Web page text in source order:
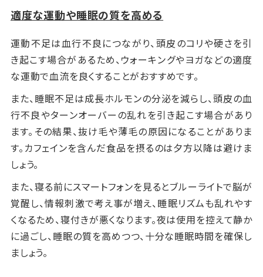
て絡まりがない状態に整えてから、頭皮マッサージを行
いましょう。
【デメリット】
頭皮を傷める可能性がある
握りやすい形状のものが多く、つい指先に力が入ってしま
い、頭皮を傷つけてしまう可能性があります。力加減に注
擦り洗いしすぎて頭皮の乾燥をまねく恐れがある
毛穴汚れを掻き出してすっきりと汚れを落とせる反面、
擦り洗いしすぎて頭皮の乾燥をまねく可能性があります。
同じ箇所を何度も洗わない、長時間使用しないなどを心
がけましょう。
電動のヘッドマッサージャーは人の手のマッサージを再
ができます。
手軽に頭皮マッサージできる
指先に力を入れる必要がないので、疲れを感じることな
くマッサージできます。
【デメリット】
コストがかかる
電動のヘッドマッサージャーは、安いもので4,000円ほ
ど、高価なものだと1万円～2万円ほどの値段で売られて
います。手軽にマッサージができる反面、ある程度のコス
トがかかります。
メンテナンスが必要
かっさを使うと、効率良く頭皮のツボを刺激することがで
【デメリット】
頭皮を傷める可能性がある
力を入れすぎたり頭皮に当てる部分が尖ったりしている
と、頭皮を傷める可能性があります。力加減や使う面に注
意してマッサージしましょう。
手軽にほど良い刺激を与えられる
ローラーの動きで手軽に顔の皮膚や筋肉に刺激を与え
ることで、頭皮にも程良い刺激を与えることができます。
強い力は必要ありません。
【デメリット】
コストがかかる
電動ヘッドマッサージャー同様、購入のコストがかかりま
まで、様々な商品が販売されています。
アイテムとは違いますが、サロンでプロによるマッサージ
を受ける方法もあります。
【メリット】
確かな技術のあるサロンなら、ツボやコリに的確にアプ
ローチした効果的な頭皮マッサージを受けることができ
ます。
ヒーリング効果も期待できる
人の手の心地良さにはヒーリング効果もあります。
【デメリット】
時間やお金がかかる
サロンで施術を受けると、当然時間もお金もかかります。
適度な運動や睡眠の質を高める
運動不足は血行不良につながり、頭皮のコリや硬さを引
き起こす場合があるため、ウォーキングやヨガなどの適度
な運動で血流を良くすることがおすすめです。
また、睡眠不足は成長ホルモンの分泌を減らし、頭皮の血
行不良やターンオーバーの乱れを引き起こす場合があり
ます。その結果、抜け毛や薄毛の原因になることがありま
す。カフェインを含んだ食品を摂るのは夕方以降は避けま
しょう。
また、寝る前にスマートフォンを見るとブルーライトで脳が
覚醒し、情報刺激で考え事が増え、睡眠リズムも乱れやす
くなるため、寝付きが悪くなります。夜は使用を控えて静か
に過ごし、睡眠の質を高めつつ、十分な睡眠時間を確保し
ましょう。